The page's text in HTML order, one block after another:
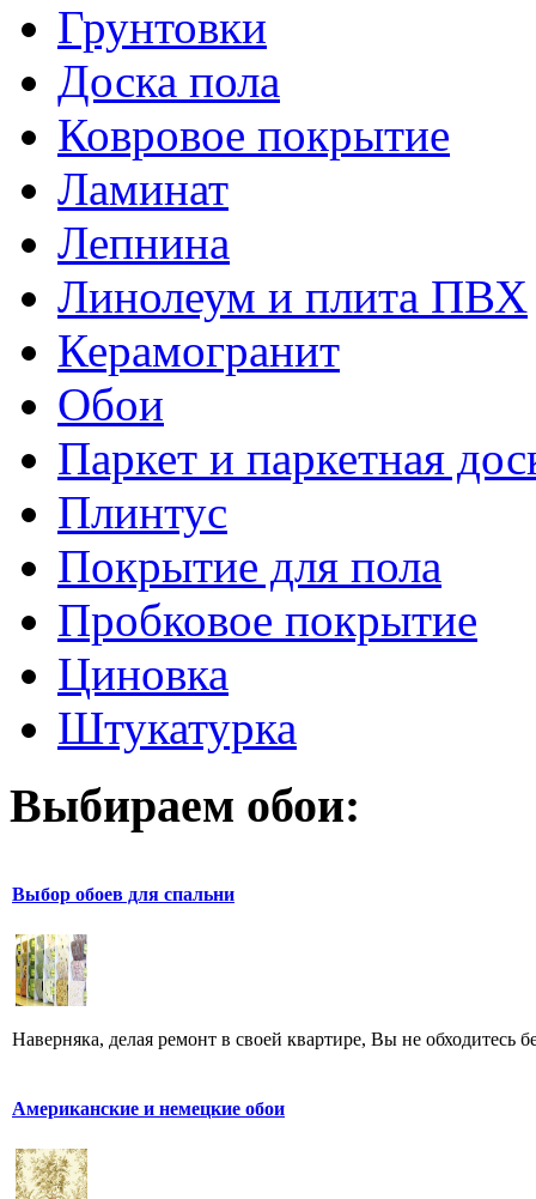
Грунтовки
Доска пола
Ковровое покрытие
Ламинат
Лепнина
Линолеум и плита ПВХ
Керамогранит
Обои
Паркет и паркетная
Плинтус
Покрытие для пола
Пробковое покрытие
Циновка
Штукатурка
Выбираем обои:
Выбор обоев для спальни
Наверняка, делая ремонт в своей квартире, Вы не обходитесь
Американские и немецкие обои